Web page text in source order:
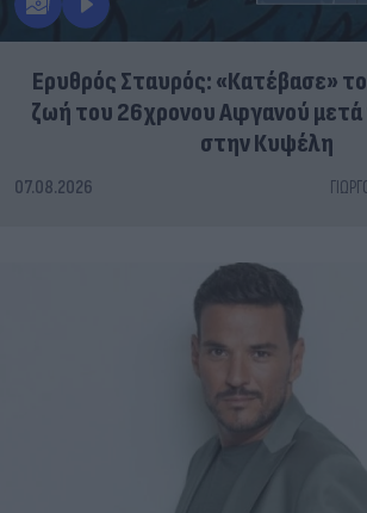
Ερυθρός Σταυρός: «Κατέβασε» το
ζωή του 26χρονου Αφγανού
στην Κυψέλη
07.08.2026